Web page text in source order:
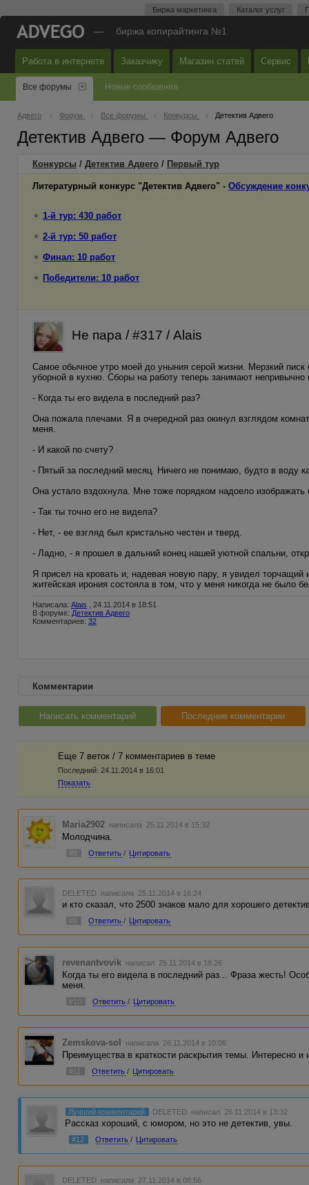
Биржа маркетинга Каталог услуг
— биржа копирайтинга №1
Работа в интернете Заказчику Магазин статей Сервис
Все форумы Новые сообщения
Адвего Форум Все форумы Конкурсы Детектив Адвего
Детектив Адвего — Форум Адвего
Конкурсы / Детектив Адвего / Первый тур
Литературный конкурс "Детектив Адвего" - Обсуждение
1-й тур: 430 работ
2-й тур: 50 работ
Финал: 10 работ
Победители: 10 работ
Не пара / #317 / Alais
Самое обычное утро моей до уныния серой жизни. Мерзкий
уборной в кухню. Сборы на работу теперь занимают
- Когда ты его видела в последний раз?
Она пожала плечами. Я в очередной раз окинул взглядом
меня.
- И какой по счету?
- Пятый за последний месяц. Ничего не понимаю, будто в воду
Она устало вздохнула. Мне тоже порядком надоело
- Так ты точно его не видела?
- Нет, - ее взгляд был кристально честен и тверд.
- Ладно, - я прошел в дальний конец нашей уютной спальни,
Я присел на кровать и, надевая новую пару, я увидел
житейская ирония состояла в том, что у меня никогда не было
Написала: Alais , 24.11.2014 в 18:51
В форуме: Детектив Адвего
Комментариев: 32
Комментарии
Написать комментарий Последние комментарии
Еще 7 веток / 7 комментариев в темe
Последний: 24.11.2014 в 16:01
Показать
Maria2902 написала 25.11.2014 в 15:32
Молодчина.
#8 Ответить / Цитировать
DELETED написала 25.11.2014 в 16:24
и кто сказал, что 2500 знаков мало для хорошего
#9 Ответить / Цитировать
revenantvovik написал 25.11.2014 в 16:26
Когда ты его видела в последний раз... Фраза жесть!
меня.
#10 Ответить / Цитировать
Zemskova-sol написала 26.11.2014 в 10:06
Преимущества в краткости раскрытия темы. Интересно
#11 Ответить / Цитировать
Лучший комментарий DELETED написал 26.11.2014 в 13:32
Рассказ хороший, с юмором, но это не детектив, увы.
#12 Ответить / Цитировать
DELETED написала 27.11.2014 в 08:56